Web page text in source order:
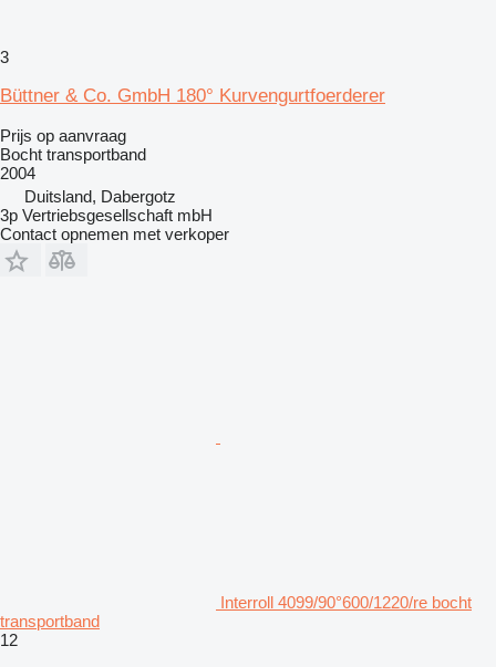
3
Büttner & Co. GmbH 180° Kurvengurtfoerderer
Prijs op aanvraag
Bocht transportband
2004
Duitsland, Dabergotz
3p Vertriebsgesellschaft mbH
Contact opnemen met verkoper
Interroll 4099/90°600/1220/re bocht
transportband
12